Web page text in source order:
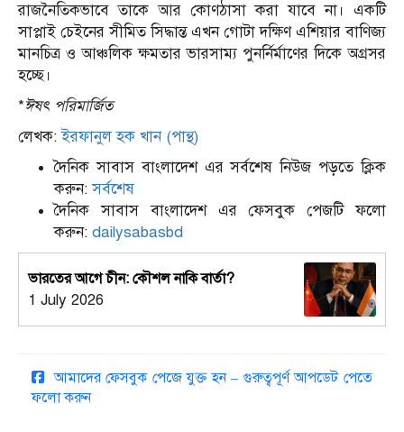
রাজনৈতিকভাবে তাকে আর কোণঠাসা করা যাবে না। একটি
সাপ্লাই চেইনের সীমিত সিদ্ধান্ত এখন গোটা দক্ষিণ এশিয়ার বাণিজ্য
মানচিত্র ও আঞ্চলিক ক্ষমতার ভারসাম্য পুনর্নির্মাণের দিকে অগ্রসর
হচ্ছে।
*ঈষৎ পরিমার্জিত
লেখক:ইরফানুল হক খান (পান্থ)
দৈনিক সাবাস বাংলাদেশ এর সর্বশেষ নিউজ পড়তে ক্লিক
করুন:সর্বশেষ
দৈনিক সাবাস বাংলাদেশ এর ফেসবুক পেজটি ফলো
করুন: dailysabasbd
ভারতের আগে চীন: কৌশল নাকি বার্তা?
1 July 2026
আমাদের ফেসবুক পেজে যুক্ত হন – গুরুত্বপূর্ণ আপডেট পেতে
ফলো করুন